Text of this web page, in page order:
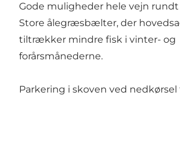
Gode muligheder hele vejn
Store ålegræsbælter, der
tiltrækker mindre fisk i vinter- og
forårsmånederne.
Parkering i skoven ved